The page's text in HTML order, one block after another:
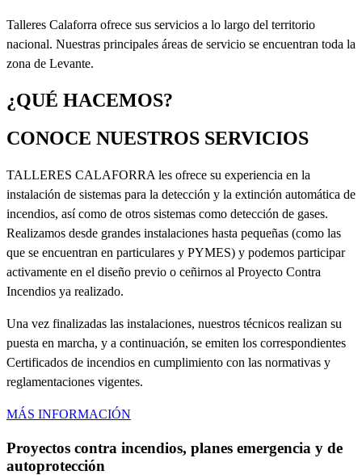
Talleres Calaforra ofrece sus servicios a lo largo del territorio
nacional. Nuestras principales áreas de servicio se encuentran toda la
zona de Levante.
¿QUÉ HACEMOS?
CONOCE NUESTROS SERVICIOS
TALLERES CALAFORRA les ofrece su experiencia en la
instalación de sistemas para la detección y la extinción automática de
incendios, así como de otros sistemas como detección de gases.
Realizamos desde grandes instalaciones hasta pequeñas (como las
que se encuentran en particulares y PYMES) y podemos participar
activamente en el diseño previo o ceñirnos al Proyecto Contra
Incendios ya realizado.
Una vez finalizadas las instalaciones, nuestros técnicos realizan su
puesta en marcha, y a continuación, se emiten los correspondientes
Certificados de incendios en cumplimiento con las normativas y
reglamentaciones vigentes.
MÁS INFORMACIÓN
Proyectos contra incendios, planes emergencia y de
autoprotección